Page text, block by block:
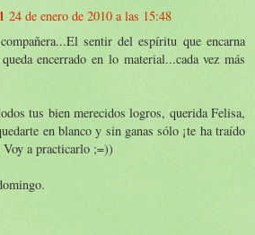
24 de enero de 2010 a las 15:48
sentir del espíritu que encarna
encerrado en lo material...cada vez más
tus bien merecidos logros, querida Felisa,
en blanco y sin ganas sólo ¡te ha traído
a practicarlo ;=))